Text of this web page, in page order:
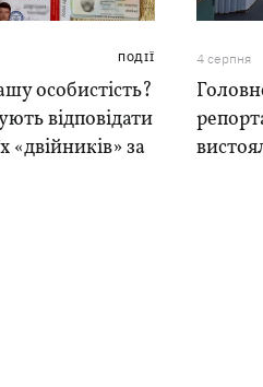
ПОДІЇ
особистість?
відповідати
«двійників» за
4 серпня